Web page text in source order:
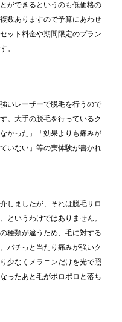
ができるというのも低価格の
数ありますので予算にあわせ
ット料金や期間限定のプラン
。
いレーザーで脱毛を行うので
。大手の脱毛を行っているク
かった」「効果よりも痛みが
いない」等の実体験が書かれ
しましたが、それは脱毛サロ
というわけではありません。
種類が違うため、毛に対する
バチっと当たり痛みが強いク
少なくメラニンだけを光で照
ったあと毛がポロポロと落ち